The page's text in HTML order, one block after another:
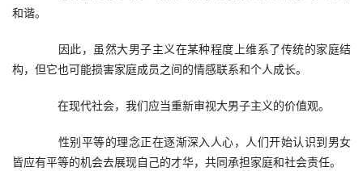
和谐。
因此，虽然大男子主义在某种程度上维系了传统的家庭结
构，但它也可能损害家庭成员之间的情感联系和个人成长。
在现代社会，我们应当重新审视大男子主义的价值观。
性别平等的理念正在逐渐深入人心，人们开始认识到男女
皆应有平等的机会去展现自己的才华，共同承担家庭和社会责任。